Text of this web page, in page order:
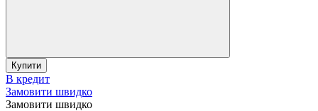
Купити
В кредит
Замовити швидко
Замовити швидко